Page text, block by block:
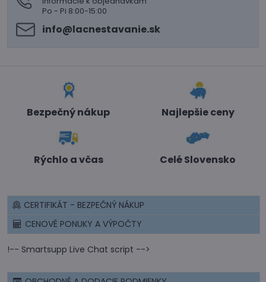
Po - Pi 8:00-15:00
info​@lacnestavanie​.sk
Bezpečný nákup Najlepšie ceny
Rýchlo a včas Celé Slovensko
CERTIFIKÁT - BEZPEČNÝ NÁKUP
CENOVÉ PONUKY A VÝPOČTY
!-- Smartsupp Live Chat script -->